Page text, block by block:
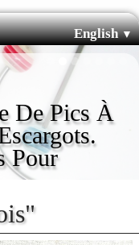
English▼
De Pics À
Pour